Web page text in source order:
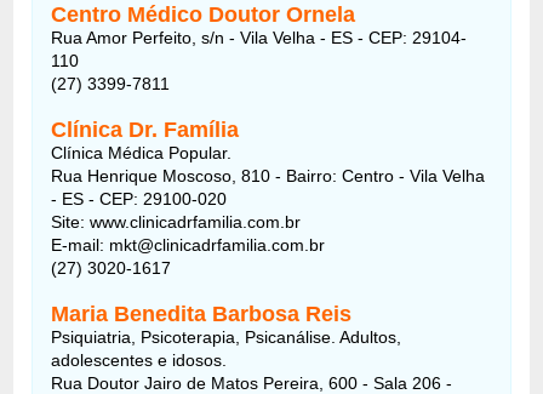
Centro Médico Doutor Ornela
Rua Amor Perfeito, s/n - Vila Velha - ES - CEP: 29104-
110
(27) 3399-7811
Clínica Dr. Família
Clínica Médica Popular.
Rua Henrique Moscoso, 810 - Bairro: Centro - Vila Velha
- ES - CEP: 29100-020
Site: www.clinicadrfamilia.com.br
E-mail: mkt@clinicadrfamilia.com.br
(27) 3020-1617
Maria Benedita Barbosa Reis
Psiquiatria, Psicoterapia, Psicanálise. Adultos,
adolescentes e idosos.
Rua Doutor Jairo de Matos Pereira, 600 - Sala 206 -